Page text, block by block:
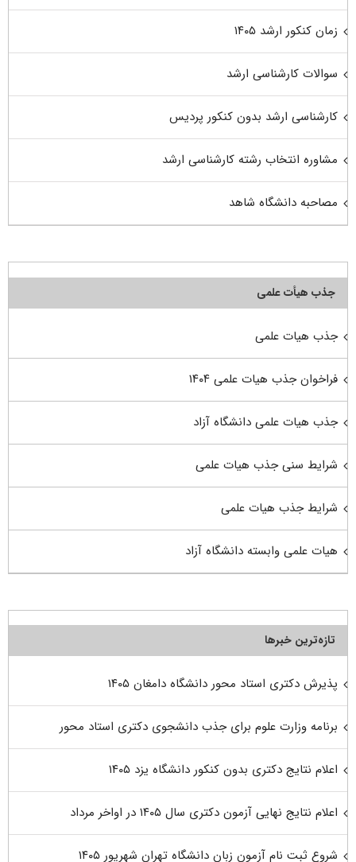
زمان کنکور ارشد ۱۴۰۵
سوالات کارشناسی ارشد
کارشناسی ارشد بدون کنکور پردیس
مشاوره انتخاب رشته کارشناسی ارشد
مصاحبه دانشگاه شاهد
جذب هیأت علمی
جذب هیات علمی
فراخوان جذب هیات علمی ۱۴۰۴
جذب هیات علمی دانشگاه آزاد
شرایط سنی جذب هیات علمی
شرایط جذب هیات علمی
هیات علمی وابسته دانشگاه آزاد
تازه‌ترین خبرها
پذیرش دکتری استاد محور دانشگاه دامغان ۱۴۰۵
برنامه وزارت علوم برای جذب دانشجوی دکتری استاد محور
اعلام نتایج دکتری بدون کنکور دانشگاه یزد ۱۴۰۵
اعلام نتایج نهایی آزمون دکتری سال ۱۴۰۵ در اواخر مرداد
شروع ثبت نام آزمون زبان دانشگاه تهران شهریور ۱۴۰۵